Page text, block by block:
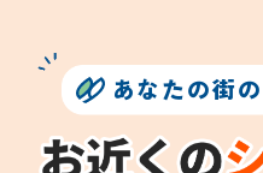
あなたの街の